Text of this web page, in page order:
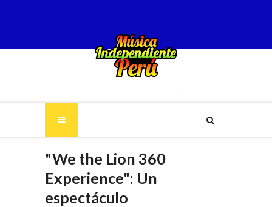
"We the Lion 360
Experience": Un
espectáculo